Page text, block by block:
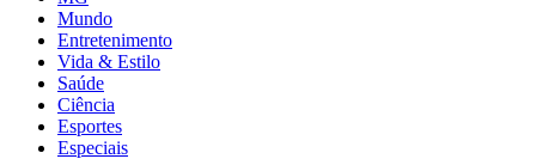
Mundo
Entretenimento
Vida & Estilo
Saúde
Ciência
Esportes
Especiais